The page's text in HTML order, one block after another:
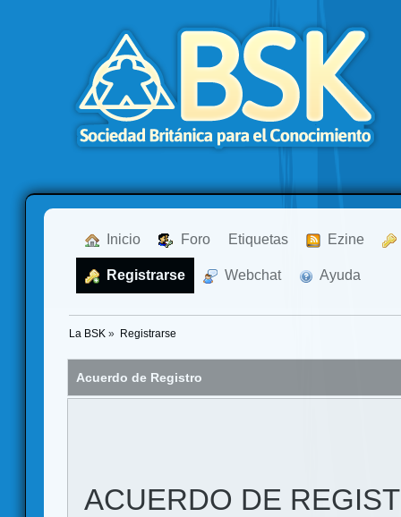
Inicio Foro Etiquetas Ezine
Registrarse Webchat Ayuda
La BSK » Registrarse
Acuerdo de Registro
ACUERDO DE